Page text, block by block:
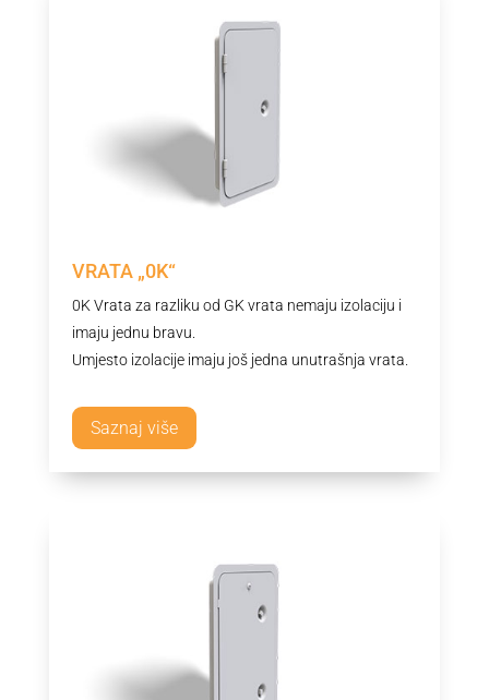
VRATA „0K“
0K Vrata za razliku od GK vrata nemaju izolaciju i
imaju jednu bravu.
Umjesto izolacije imaju još jedna unutrašnja vrata.
Saznaj više